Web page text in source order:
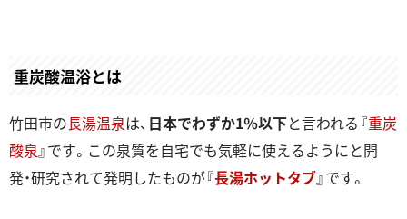
重炭酸温浴とは
竹田市の長湯温泉は、 日本でわずか1％以下と言われる『重炭
酸泉』です。この泉質を自宅でも気軽に使えるようにと開
発・研究されて発明したものが『長湯ホットタブ』です。